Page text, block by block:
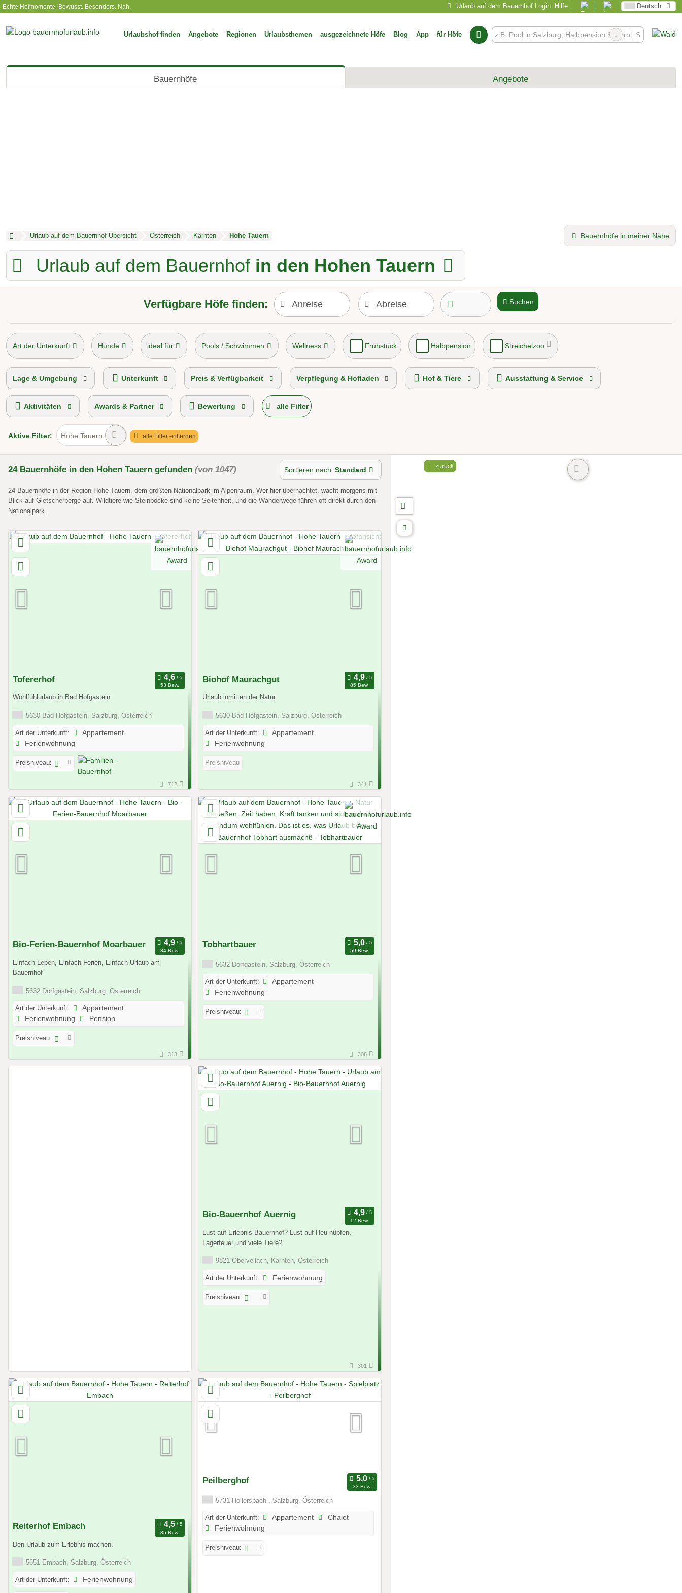
Echte Hofmomente. Bewusst. Besonders. Nah. Urlaub auf dem Bauernhof Login Hilfe Deutsch
Urlaubshof finden Angebote Regionen Urlaubsthemen ausgezeichnete Höfe Blog App für Höfe
Bauernhöfe Angebote
Urlaub auf dem Bauernhof-Übersicht Österreich Kärnten Hohe Tauern Bauernhöfe in meiner Nähe
Urlaub auf dem Bauernhof in den Hohen Tauern
Verfügbare Höfe finden: Suchen
Art der Unterkunft Hunde ideal für Pools / Schwimmen Wellness Frühstück Halbpension Streichelzoo
Camping am Bauernhof Preisniveau Top-Hof 2026 Urlaub auf der Alm
Lage & Umgebung Unterkunft Preis & Verfügbarkeit Verpflegung & Hofladen Hof & Tiere Ausstattung & Service
Aktivitäten Awards & Partner Bewertung alle Filter
Aktive Filter: Hohe Tauern alle Filter entfernen
24Bauernhöfe in den Hohen Tauern gefunden (von 1047) Sortieren nach Standard
24 Bauernhöfe in der Region Hohe Tauern, dem größten Nationalpark im Alpenraum. Wer hier übernachtet, wacht morgens mit
Blick auf Gletscherberge auf. Wildtiere wie Steinböcke sind keine Seltenheit, und die Wanderwege führen oft direkt durch den
Nationalpark.
Tofererhof
53 Bew.
Wohlfühlurlaub in Bad Hofgastein
5630 Bad Hofgastein, Salzburg, Österreich
Art der Unterkunft:
Appartement
Ferienwohnung
Preisniveau:
712
Biohof Maurachgut
85 Bew.
Urlaub inmitten der Natur
5630 Bad Hofgastein, Salzburg, Österreich
Art der Unterkunft:
Appartement
Ferienwohnung
Preisniveau
341
Bio-Ferien-Bauernhof Moarbauer
84 Bew.
Einfach Leben, Einfach Ferien, Einfach Urlaub am
Bauernhof
5632 Dorfgastein, Salzburg, Österreich
Art der Unterkunft:
Appartement
Ferienwohnung
Pension
Preisniveau:
313
Tobhartbauer
59 Bew.
5632 Dorfgastein, Salzburg, Österreich
Art der Unterkunft:
Appartement
Ferienwohnung
Preisniveau:
308
Bio-Bauernhof Auernig
12 Bew.
Lust auf Erlebnis Bauernhof? Lust auf Heu hüpfen,
Lagerfeuer und viele Tiere?
9821 Obervellach, Kärnten, Österreich
Art der Unterkunft: Ferienwohnung
Preisniveau:
301
Reiterhof Embach
35 Bew.
Den Urlaub zum Erlebnis machen.
5651 Embach, Salzburg, Österreich
Art der Unterkunft: Ferienwohnung
Peilberghof
33 Bew.
5731 Hollersbach , Salzburg, Österreich
Art der Unterkunft: Appartement
Chalet
Ferienwohnung
Preisniveau:
zurück